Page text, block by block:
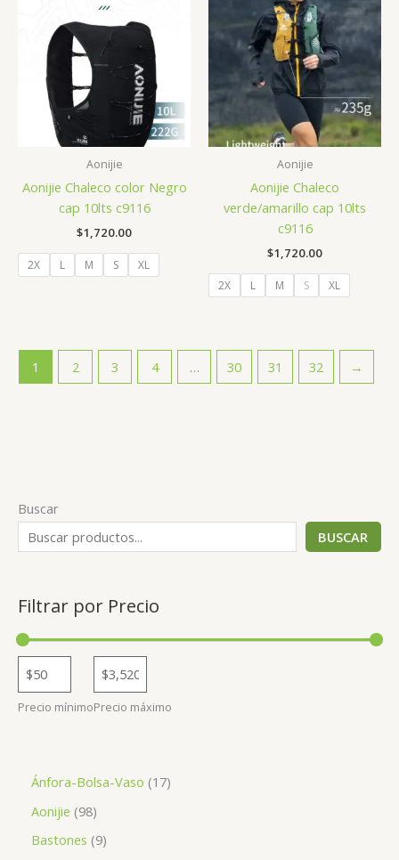
Buscar
BUSCAR
Filtrar por Precio
Precio mínimoPrecio máximo
Ánfora-Bolsa-Vaso 171
Aonijie 989
8
Bastones 99
Aonijie
Aonijie Chaleco color Negro
cap 10lts c9116
$1,720.00
2X L M S XL
Aonijie
Aonijie Chaleco
verde/amarillo cap 10lts
c9116
$1,720.00
2X L M S XL
1 2 3 4 … 30 31 32 →